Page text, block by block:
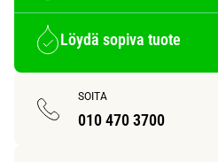
Löydä sopiva tuote
SOITA
010 470 3700